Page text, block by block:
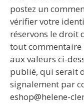
postez un
vérifier votre
réservons le droit
tout
aux valeurs ci-
publié, qui serait
signalement par
eshop@helene-